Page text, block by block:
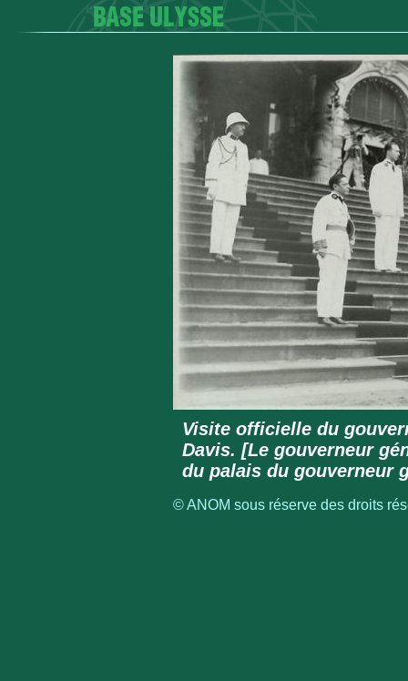
Visite officielle du
Davis. [Le gouverneur
du palais du gouverneur
© ANOM sous réserve des droits